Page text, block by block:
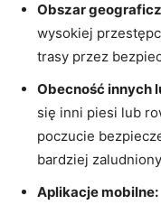
Obszar
wysokiej
trasy ⁢przez
Obecność innych
się inni piesi lub
poczucie
bardziej
Aplikacje mobilne: